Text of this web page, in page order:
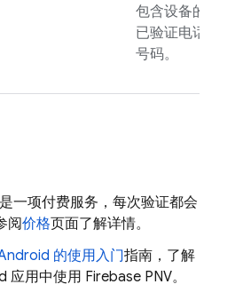
包含设备的
已验证电话
号码。
是一项付费服务，每次验证都会
阅价格页面了解详情。
的使用入门指南，了解
应用中使用 Firebase PNV。